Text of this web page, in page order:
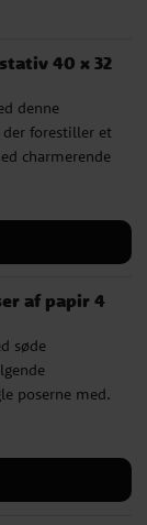
40 x 32
denne
forestiller et
charmerende
og
andet perfekt
en størrelse
af papir 4
søde
poserne med.
med små